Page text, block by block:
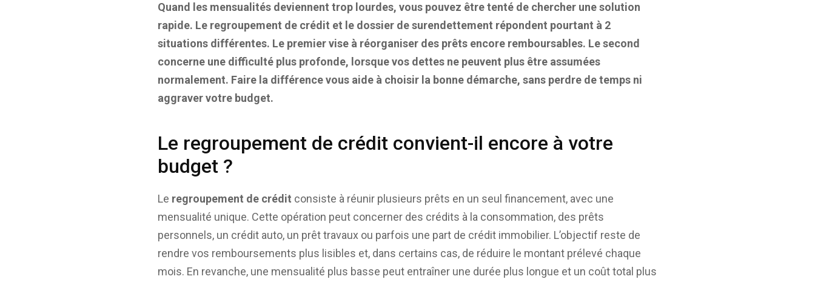
Quand les mensualités deviennent trop lourdes, vous pouvez être tenté de chercher une solution
rapide. Le regroupement de crédit et le dossier de surendettement répondent pourtant à 2
situations différentes. Le premier vise à réorganiser des prêts encore remboursables. Le second
concerne une difficulté plus profonde, lorsque vos dettes ne peuvent plus être assumées
normalement. Faire la différence vous aide à choisir la bonne démarche, sans perdre de temps ni
aggraver votre budget.
Le regroupement de crédit convient-il encore à votre
budget ?
Le regroupement de crédit consiste à réunir plusieurs prêts en un seul financement, avec une
mensualité unique. Cette opération peut concerner des crédits à la consommation, des prêts
personnels, un crédit auto, un prêt travaux ou parfois une part de crédit immobilier. L’objectif reste de
rendre vos remboursements plus lisibles et, dans certains cas, de réduire le montant prélevé chaque
mois. En revanche, une mensualité plus basse peut entraîner une durée plus longue et un coût total plus